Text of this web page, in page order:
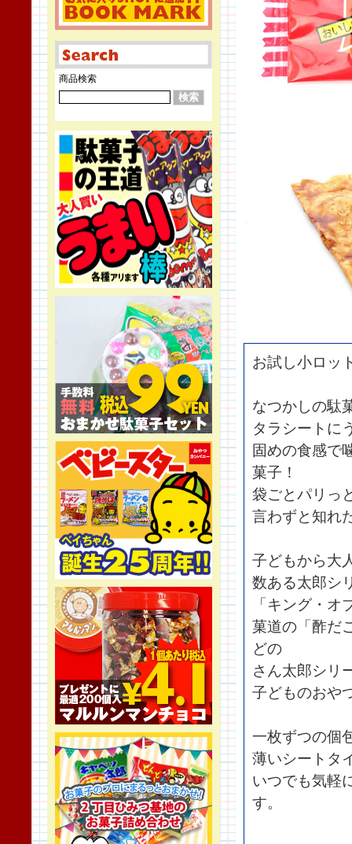
商品検索
お試し小ロッ
なつかしの駄
タラシートに
固めの食感で
菓子！
袋ごとパリっ
言わずと知れ
子どもから大
数ある太郎シ
「キング・オ
菓道の「酢だ
どの
さん太郎シリ
子どものおや
一枚ずつの個
薄いシートタ
いつでも気軽
す。